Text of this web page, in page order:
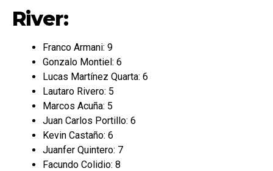
River:
Franco Armani: 9
Gonzalo Montiel: 6
Lucas Martínez Quarta: 6
Lautaro Rivero: 5
Marcos Acuña: 5
Juan Carlos Portillo: 6
Kevin Castaño: 6
Juanfer Quintero: 7
Facundo Colidio: 8